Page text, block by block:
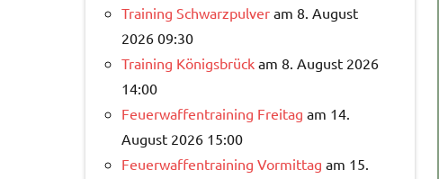
Training Schwarzpulver am 8. August
2026 09:30
Training Königsbrück am 8. August 2026
14:00
Feuerwaffentraining Freitag am 14.
August 2026 15:00
Feuerwaffentraining Vormittag am 15.